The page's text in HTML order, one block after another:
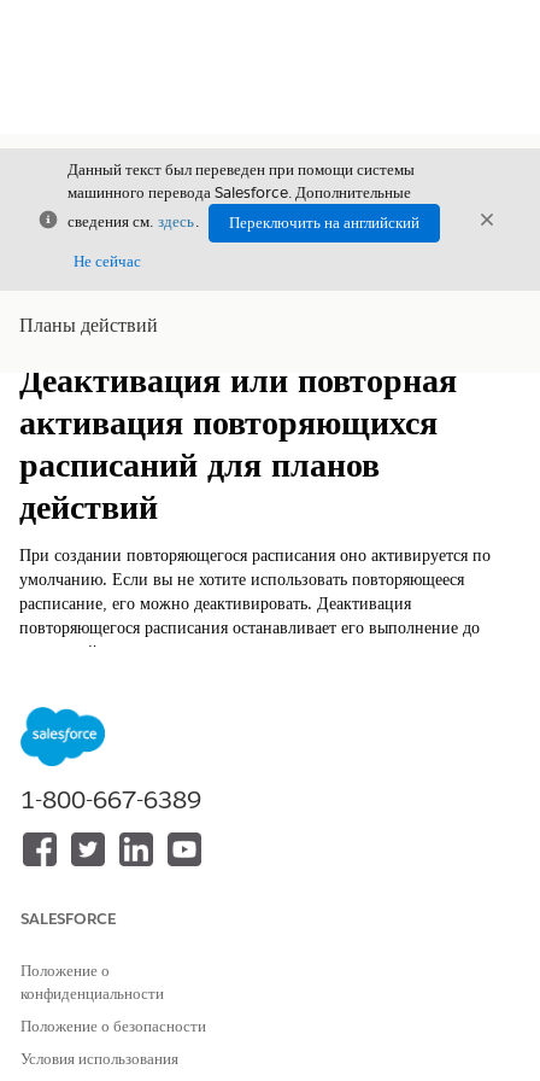
Закрыть
Данный текст был переведен при помощи системы
машинного перевода Salesforce. Дополнительные
сведения см. здесь.
Переключить на английский
Не сейчас
Планы действийПоказать содержание
Содержание
Деактивация или повторная
активация повторяющихся
расписаний для планов
действий
При создании повторяющегося расписания оно активируется по
умолчанию. Если вы не хотите использовать повторяющееся
расписание, его можно деактивировать. Деактивация
повторяющегося расписания останавливает его выполнение до
повторной активации.
Доступно в версиях: Lightning Experience
Доступно в версиях: Automotive Cloud, Consumer Goods
Cloud, Education Cloud, Financial Services Cloud,
Government Cloud с Lightning Scheduler, Health Cloud,
Manufacturing Cloud, Nonprofit Cloud и решения Public
Для настройки планов
действий:
1-800-667-6389
SALESFORCE
Положение о
конфиденциальности
Положение о безопасности
Условия использования